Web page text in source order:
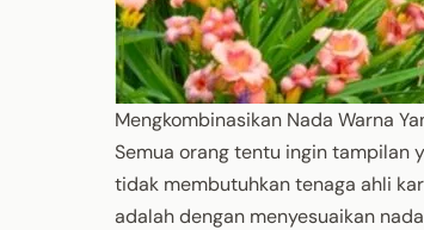
Mengkombinasikan Nada Warna
Semua orang tentu ingin tampilan
tidak membutuhkan tenaga ahli
adalah dengan menyesuaikan